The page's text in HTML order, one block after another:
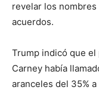
revelar los
acuerdos.
Trump indicó que
Carney había
aranceles del 35%